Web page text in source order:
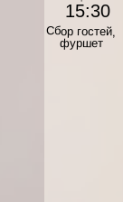
Сбор гостей,
фуршет
15:30